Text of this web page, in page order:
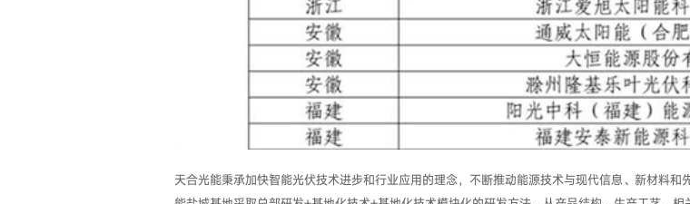
天合光能秉承加快智能光伏技术进步和行业应用的理念，不断推动能源技术与现代信息、新材料